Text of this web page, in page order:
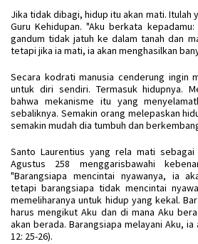
Jika tidak dibagi, hidup itu akan mati. Itulah
Guru Kehidupan. "Aku berkata
gandum tidak jatuh ke dalam tanah dan
tetapi jika ia mati, ia akan menghasilkan
Secara kodrati manusia cenderung ingin
untuk diri sendiri. Termasuk hidupnya.
bahwa mekanisme itu yang
sebaliknya. Semakin orang melepaskan
semakin mudah dia tumbuh dan
Santo Laurentius yang rela mati
Agustus 258 menggarisbawahi
"Barangsiapa mencintai nyawanya, ia
tetapi barangsiapa tidak mencintai
memeliharanya untuk hidup yang kekal.
harus mengikut Aku dan di mana Aku
akan berada. Barangsiapa melayani Aku, ia
12: 25-26).